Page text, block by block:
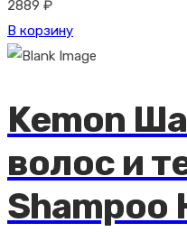
2889 ₽
В корзину
Kemon
волос и
Shampoo